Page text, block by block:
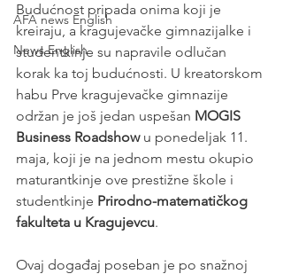
AFA news English
News English
Budućnost pripada onima koji je
kreiraju, a kragujevačke gimnazijalke i
studentkinje su napravile odlučan
korak ka toj budućnosti. U kreatorskom
habu Prve kragujevačke gimnazije
održan je još jedan uspešan MOGIS
Business Roadshow u ponedeljak 11.
maja, koji je na jednom mestu okupio
maturantkinje ove prestižne škole i
studentkinje Prirodno-matematičkog
fakulteta u Kragujevcu.
Ovaj događaj poseban je po snažnoj